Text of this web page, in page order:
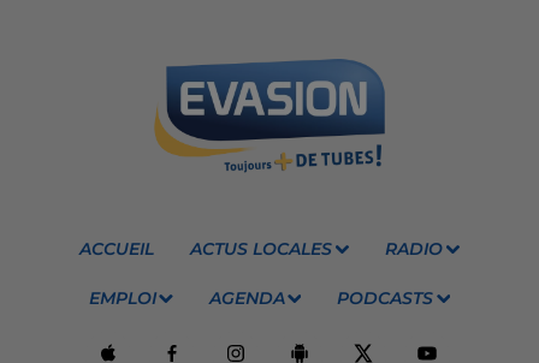
ACCUEIL ACTUS LOCALES RADIO
EMPLOI AGENDA PODCASTS